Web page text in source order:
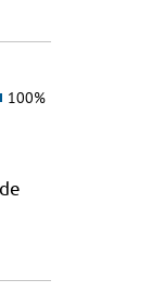
100%